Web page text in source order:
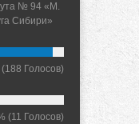
№ 94 «М.
Сибири»
(188 Голосов)
(11 Голосов)